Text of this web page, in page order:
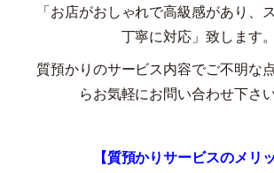
「お店がおしゃれで高級感があり、
丁寧に対応」致します。
質預かりのサービス内容でご不明な
らお気軽にお問い合わせ下さい
【質預かりサービスのメリ